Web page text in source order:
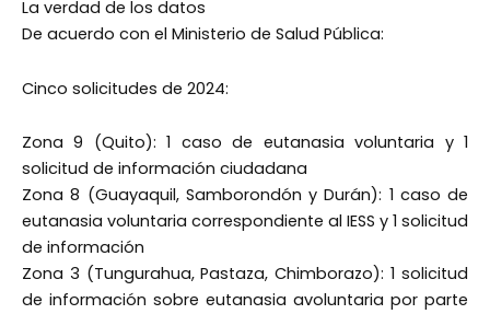
La verdad de los datos
De acuerdo con el Ministerio de Salud Pública:
Cinco solicitudes de 2024:
Zona 9 (Quito): 1 caso de eutanasia voluntaria y 1
solicitud de información ciudadana
Zona 8 (Guayaquil, Samborondón y Durán): 1 caso de
eutanasia voluntaria correspondiente al IESS y 1 solicitud
de información
Zona 3 (Tungurahua, Pastaza, Chimborazo): 1 solicitud
de información sobre eutanasia avoluntaria por parte